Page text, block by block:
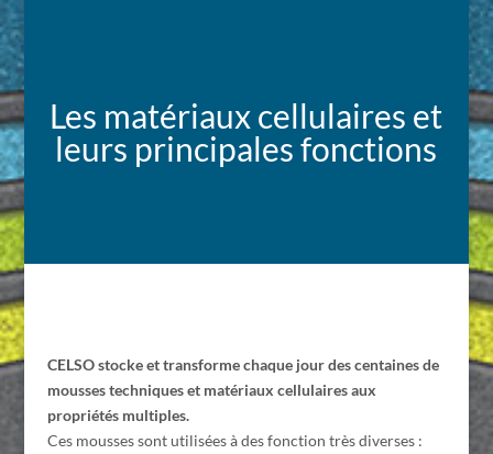
Les matériaux cellulaires et
leurs principales fonctions
CELSO stocke et transforme chaque jour des centaines de
mousses techniques et matériaux cellulaires aux
propriétés multiples.
Ces mousses sont utilisées à des fonction très diverses :